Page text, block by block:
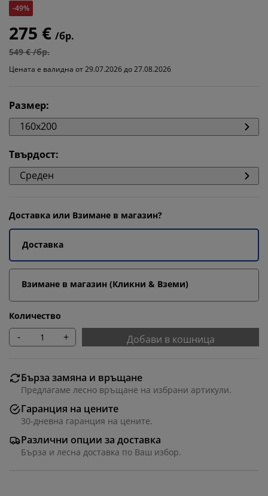
-49%
275 € /бр.
549 € /бр.
Цената е валидна от 29.07.2026 до 27.08.2026
Размер:
160x200
Твърдост:
Среден
Доставка или Взимане в магазин?
Доставка
Взимане в магазин (Кликни & Вземи)
Количество
- + Добави в кошница
Бърза замяна и връщане
Предлагаме лесно връщане на избрани артикули.
Гаранция на цените
30-дневна гаранция на цените.
Различни опции за доставка
Бърза и лесна доставка по Ваш избор.